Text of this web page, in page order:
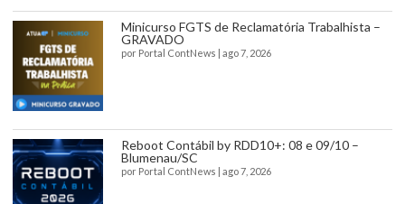
Minicurso FGTS de Reclamatória Trabalhista –
GRAVADO
por Portal ContNews ago 7, 2026
Reboot Contábil by RDD10+: 08 e 09/10 –
Blumenau/SC
por Portal ContNews ago 7, 2026